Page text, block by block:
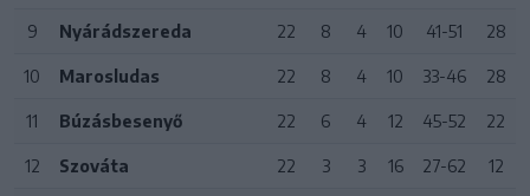
9 Nyárádszereda 22 8 4 10 41-51 28
10 Marosludas 22 8 4 10 33-46 28
11 Búzásbesenyő 22 6 4 12 45-52 22
12 Szováta 22 3 3 16 27-62 12